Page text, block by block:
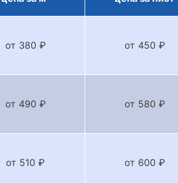
от 380 ₽ от 450 ₽
от 490 ₽ от 580 ₽
от 510 ₽ от 600 ₽